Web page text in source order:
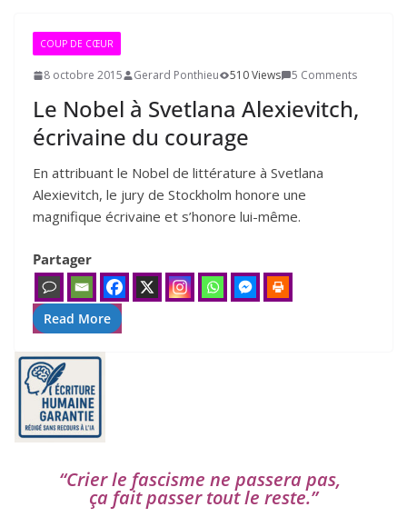
COUP DE CŒUR
8 octobre 2015 Gerard Ponthieu 510 Views 5 Comments
Le Nobel à Svetlana Alexievitch,
écrivaine du courage
En attribuant le Nobel de littérature à Svetlana
Alexievitch, le jury de Stockholm honore une
magnifique écrivaine et s’honore lui-même.
Partager
Read More
“Crier le fas­cisme ne pas­se­ra pas,
ça fait pas­ser tout le reste.”